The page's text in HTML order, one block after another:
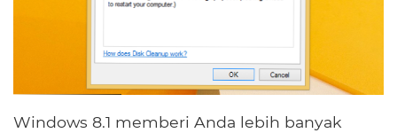
Windows 8.1 memberi Anda lebih banyak